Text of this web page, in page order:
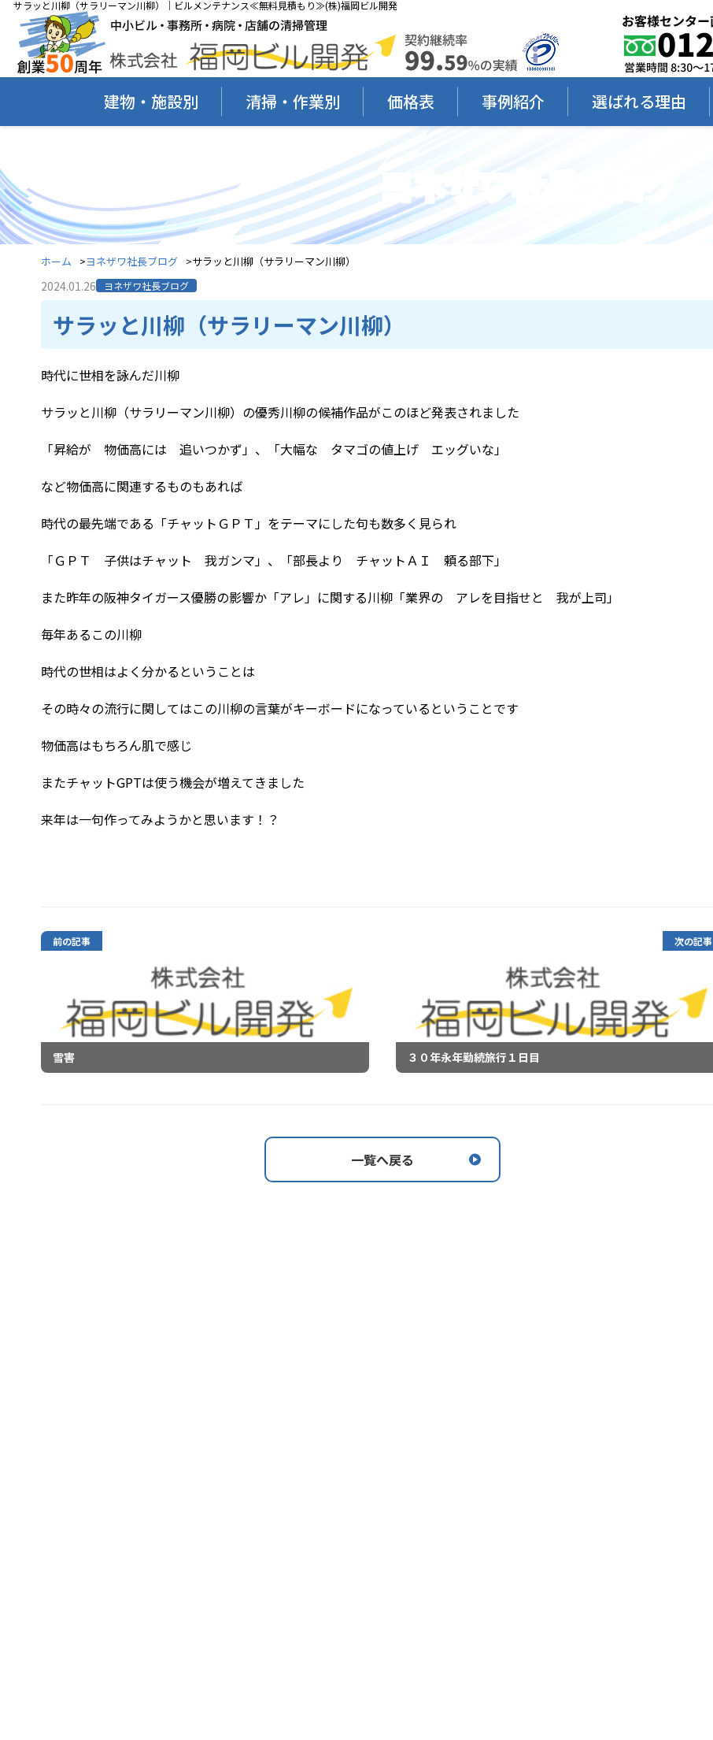
サラッと川柳（サラリーマン川柳）｜ビルメンテナンス≪無料見積もり≫(株)福岡ビル開発
建物・施設別 清掃・作業別 価格表 事例紹介 選ばれる理由
ヨネザワ社長ブログ
ホーム ヨネザワ社長ブログ サラッと川柳（サラリーマン川柳）
2024.01.26 ヨネザワ社長ブログ
サラッと川柳（サラリーマン川柳）
時代に世相を詠んだ川柳
サラッと川柳（サラリーマン川柳）の優秀川柳の候補作品がこのほど発表されました
「昇給が 物価高には 追いつかず」、「大幅な タマゴの値上げ エッグいな」
など物価高に関連するものもあれば
時代の最先端である「チャットＧＰＴ」をテーマにした句も数多く見られ
「ＧＰＴ 子供はチャット 我ガンマ」、「部長より チャットＡＩ 頼る部下」
また昨年の阪神タイガース優勝の影響か「アレ」に関する川柳「業界の アレを目指せと 我が上司」
毎年あるこの川柳
時代の世相はよく分かるということは
その時々の流行に関してはこの川柳の言葉がキーボードになっているということです
物価高はもちろん肌で感じ
またチャットGPTは使う機会が増えてきました
来年は一句作ってみようかと思います！？
前の記事
雪害
次の記事
３０年永年勤続旅行１日目
一覧へ戻る